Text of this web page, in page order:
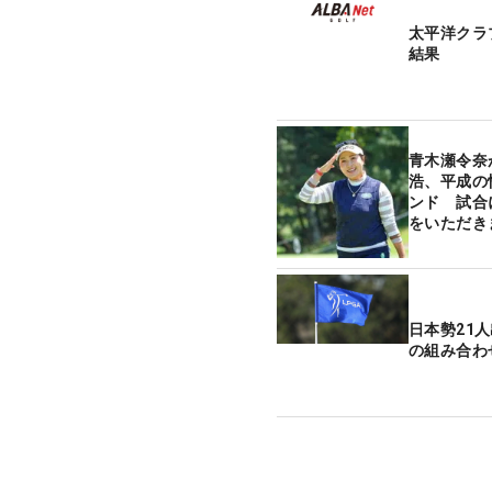
太平洋ク
結果
青木瀬令奈
浩、平成の
ンド 試合
をいただ
日本勢21
の組み合わ